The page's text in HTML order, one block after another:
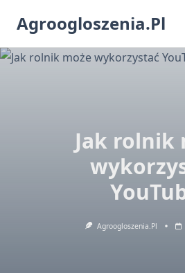
Agroogloszenia.pl
Jak rolnik
Agroogloszenia.pl